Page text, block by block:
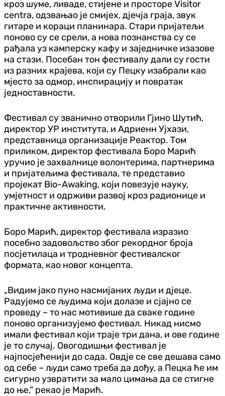
кроз шуме, ливаде, стијене и просторе Visitor
centra, одзвањао је смијех, дјечја граја, звук
гитаре и кораци планинара. Стари пријатељи
поново су се срели, а нова познанства су се
рађала уз камперску кафу и заједничке изазове
на стази. Посебан тон фестивалу дали су гости
из разних крајева, који су Пецку изабрали као
мјесто за одмор, инспирацију и повратак
једноставности.
Фестивал су званично отворили Гјино Шутић,
директор УР института, и Адриенн Ујхази,
представница организације Реактор. Том
приликом, директор фестивала Боро Марић
уручио је захвалнице волонтерима, партнерима
и пријатељима фестивала, те представио
пројекат Bio-Awaking, који повезује науку,
умјетност и одрживи развој кроз радионице и
практичне активности.
Боро Марић, директор фестивала изразио
посебно задовољство због рекордног броја
посјетилаца и тродневног фестивалског
формата, као новог концепта.
„Видим јако пуно насмијаних људи и дјеце.
Радујемо се људима који долазе и сјајно се
проведу – то нас мотивише да сваке године
поново организујемо фестивал. Никад нисмо
имали фестивал који траје три дана, и ове године
је то случај. Овогодишњи фестивал је
најпосјећенији до сада. Овдје се све дешава само
од себе – људи само треба да дођу, а Пецка ће им
сигурно узвратити за мало цимања да се стигне
до ње,“ рекао је Марић.